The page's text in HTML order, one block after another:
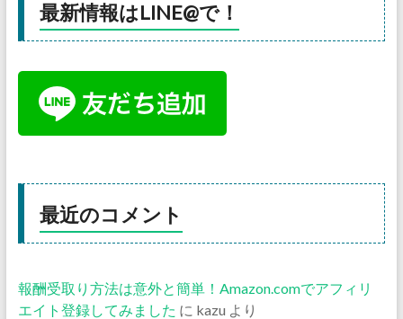
最新情報はLINE@で！
最近のコメント
報酬受取り方法は意外と簡単！Amazon.comでアフィリ
エイト登録してみました に kazu より